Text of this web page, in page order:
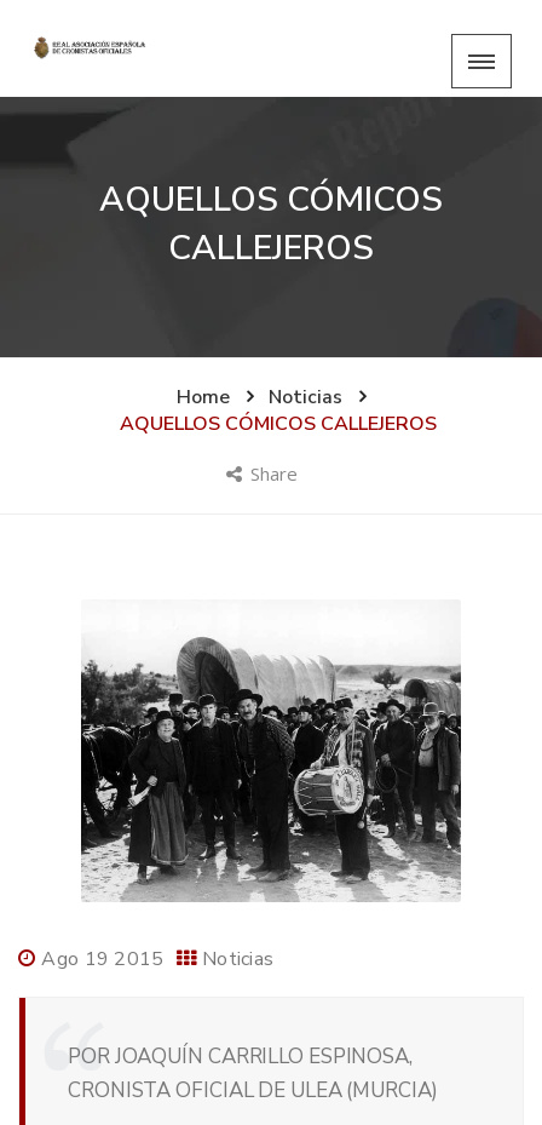
AQUELLOS CÓMICOS
CALLEJEROS
Home
Noticias
AQUELLOS CÓMICOS CALLEJEROS
Share
Ago 19 2015 Noticias
POR JOAQUÍN CARRILLO ESPINOSA,
CRONISTA OFICIAL DE ULEA (MURCIA)